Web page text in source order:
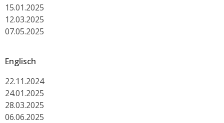
15.01.2025
12.03.2025
07.05.2025
Englisch
22.11.2024
24.01.2025
28.03.2025
06.06.2025